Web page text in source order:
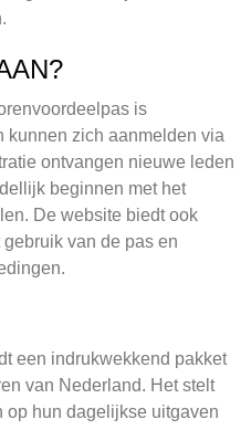
is
kunnen zich aanmelden via
ontvangen nieuwe leden
beginnen met het
De website biedt ook
van de pas en
een indrukwekkend pakket
van Nederland. Het stelt
op hun dagelijkse uitgaven